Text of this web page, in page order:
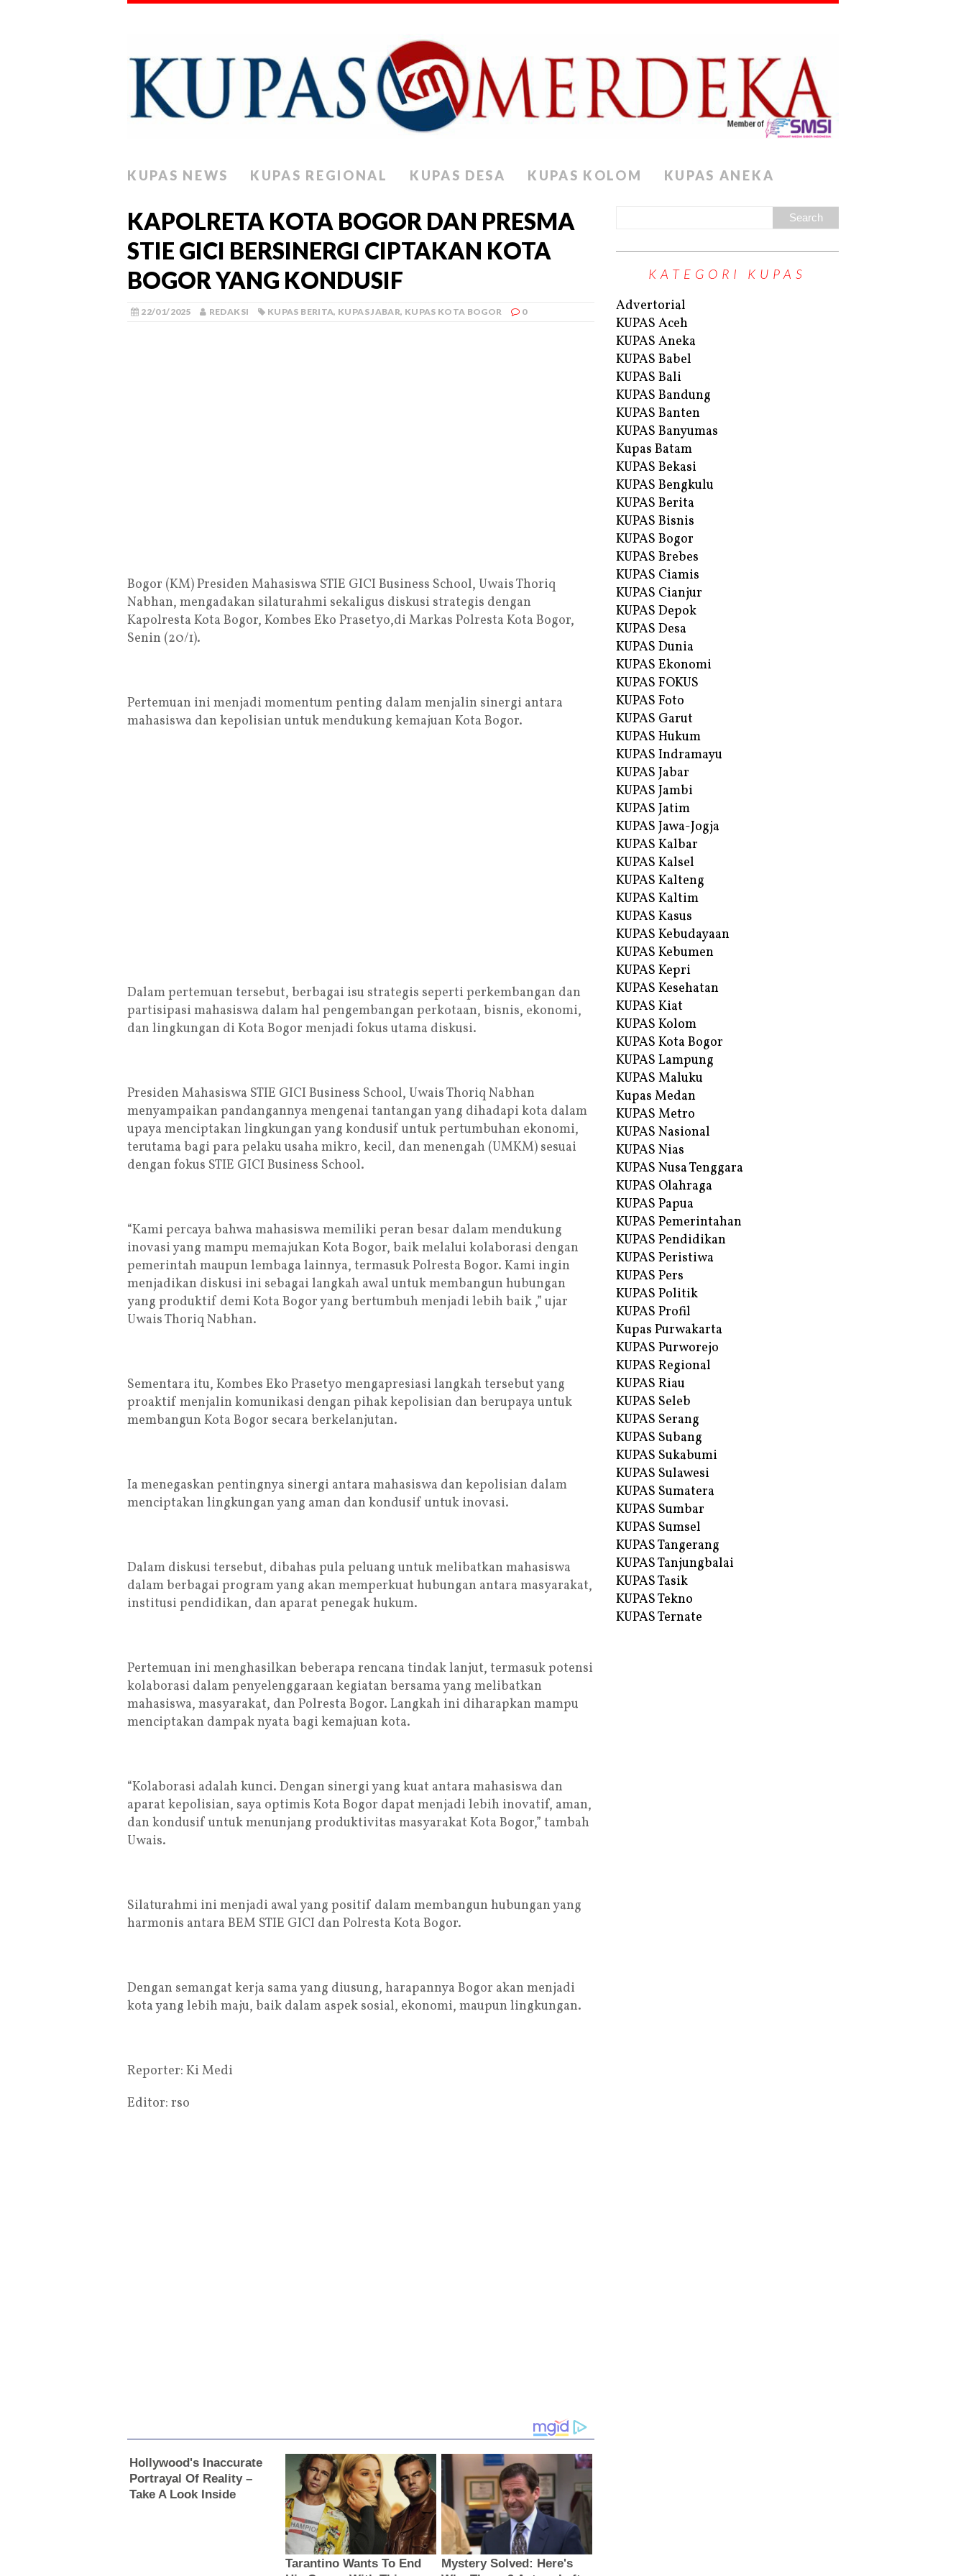
KUPAS NEWS KUPAS REGIONAL KUPAS DESA KUPAS KOLOM KUPAS ANEKA
KAPOLRETA KOTA BOGOR DAN PRESMA
STIE GICI BERSINERGI CIPTAKAN KOTA
BOGOR YANG KONDUSIF
22/01/2025 REDAKSI KUPAS BERITA, KUPAS JABAR, KUPAS KOTA BOGOR 0
Bogor (KM) Presiden Mahasiswa STIE GICI Business School, Uwais Thoriq
Nabhan, mengadakan silaturahmi sekaligus diskusi strategis dengan
Kapolresta Kota Bogor, Kombes Eko Prasetyo,di Markas Polresta Kota Bogor,
Senin (20/1).
Pertemuan ini menjadi momentum penting dalam menjalin sinergi antara
mahasiswa dan kepolisian untuk mendukung kemajuan Kota Bogor.
Dalam pertemuan tersebut, berbagai isu strategis seperti perkembangan dan
partisipasi mahasiswa dalam hal pengembangan perkotaan, bisnis, ekonomi,
dan lingkungan di Kota Bogor menjadi fokus utama diskusi.
Presiden Mahasiswa STIE GICI Business School, Uwais Thoriq Nabhan
menyampaikan pandangannya mengenai tantangan yang dihadapi kota dalam
upaya menciptakan lingkungan yang kondusif untuk pertumbuhan ekonomi,
terutama bagi para pelaku usaha mikro, kecil, dan menengah (UMKM) sesuai
dengan fokus STIE GICI Business School.
“Kami percaya bahwa mahasiswa memiliki peran besar dalam mendukung
inovasi yang mampu memajukan Kota Bogor, baik melalui kolaborasi dengan
pemerintah maupun lembaga lainnya, termasuk Polresta Bogor. Kami ingin
menjadikan diskusi ini sebagai langkah awal untuk membangun hubungan
yang produktif demi Kota Bogor yang bertumbuh menjadi lebih baik ,” ujar
Uwais Thoriq Nabhan.
Sementara itu, Kombes Eko Prasetyo mengapresiasi langkah tersebut yang
proaktif menjalin komunikasi dengan pihak kepolisian dan berupaya untuk
membangun Kota Bogor secara berkelanjutan.
Ia menegaskan pentingnya sinergi antara mahasiswa dan kepolisian dalam
menciptakan lingkungan yang aman dan kondusif untuk inovasi.
Dalam diskusi tersebut, dibahas pula peluang untuk melibatkan mahasiswa
dalam berbagai program yang akan memperkuat hubungan antara masyarakat,
institusi pendidikan, dan aparat penegak hukum.
Pertemuan ini menghasilkan beberapa rencana tindak lanjut, termasuk potensi
kolaborasi dalam penyelenggaraan kegiatan bersama yang melibatkan
mahasiswa, masyarakat, dan Polresta Bogor. Langkah ini diharapkan mampu
menciptakan dampak nyata bagi kemajuan kota.
“Kolaborasi adalah kunci. Dengan sinergi yang kuat antara mahasiswa dan
aparat kepolisian, saya optimis Kota Bogor dapat menjadi lebih inovatif, aman,
dan kondusif untuk menunjang produktivitas masyarakat Kota Bogor,” tambah
Uwais.
Silaturahmi ini menjadi awal yang positif dalam membangun hubungan yang
harmonis antara BEM STIE GICI dan Polresta Kota Bogor.
Dengan semangat kerja sama yang diusung, harapannya Bogor akan menjadi
kota yang lebih maju, baik dalam aspek sosial, ekonomi, maupun lingkungan.
Reporter: Ki Medi
Editor: rso
KATEGORI KUPAS
Advertorial
KUPAS Aceh
KUPAS Aneka
KUPAS Babel
KUPAS Bali
KUPAS Bandung
KUPAS Banten
KUPAS Banyumas
Kupas Batam
KUPAS Bekasi
KUPAS Bengkulu
KUPAS Berita
KUPAS Bisnis
KUPAS Bogor
KUPAS Brebes
KUPAS Ciamis
KUPAS Cianjur
KUPAS Depok
KUPAS Desa
KUPAS Dunia
KUPAS Ekonomi
KUPAS FOKUS
KUPAS Foto
KUPAS Garut
KUPAS Hukum
KUPAS Indramayu
KUPAS Jabar
KUPAS Jambi
KUPAS Jatim
KUPAS Jawa-Jogja
KUPAS Kalbar
KUPAS Kalsel
KUPAS Kalteng
KUPAS Kaltim
KUPAS Kasus
KUPAS Kebudayaan
KUPAS Kebumen
KUPAS Kepri
KUPAS Kesehatan
KUPAS Kiat
KUPAS Kolom
KUPAS Kota Bogor
KUPAS Lampung
KUPAS Maluku
Kupas Medan
KUPAS Metro
KUPAS Nasional
KUPAS Nias
KUPAS Nusa Tenggara
KUPAS Olahraga
KUPAS Papua
KUPAS Pemerintahan
KUPAS Pendidikan
KUPAS Peristiwa
KUPAS Pers
KUPAS Politik
KUPAS Profil
Kupas Purwakarta
KUPAS Purworejo
KUPAS Regional
KUPAS Riau
KUPAS Seleb
KUPAS Serang
KUPAS Subang
KUPAS Sukabumi
KUPAS Sulawesi
KUPAS Sumatera
KUPAS Sumbar
KUPAS Sumsel
KUPAS Tangerang
KUPAS Tanjungbalai
KUPAS Tasik
KUPAS Tekno
KUPAS Ternate